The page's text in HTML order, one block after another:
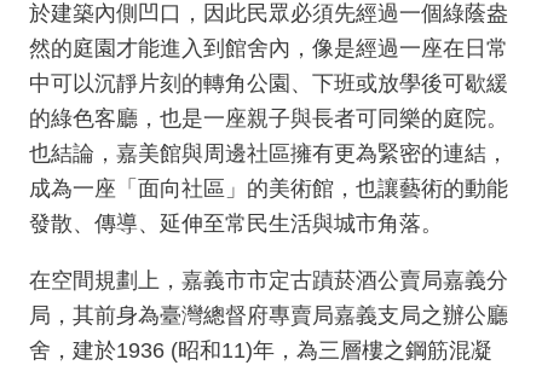
預
約/
導
覽
觀
本
展
覽
於建築內側凹口，因此民眾必須先經過一個綠蔭盎
然的庭園才能進入到館舍內，像是經過一座在日常
中可以沉靜片刻的轉角公園、下班或放學後可歇緩
的綠色客廳，也是一座親子與長者可同樂的庭院。
也結論，嘉美館與周邊社區擁有更為緊密的連結，
成為一座「面向社區」的美術館，也讓藝術的動能
發散、傳導、延伸至常民生活與城市角落。
在空間規劃上，嘉義市市定古蹟菸酒公賣局嘉義分
局，其前身為臺灣總督府專賣局嘉義支局之辦公廳
舍，建於1936 (昭和11)年，為三層樓之鋼筋混凝